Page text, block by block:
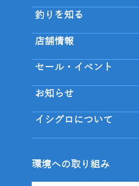
釣りを知る
店舗情報
セール・イベント
お知らせ
イシグロについて
環境への取り組み